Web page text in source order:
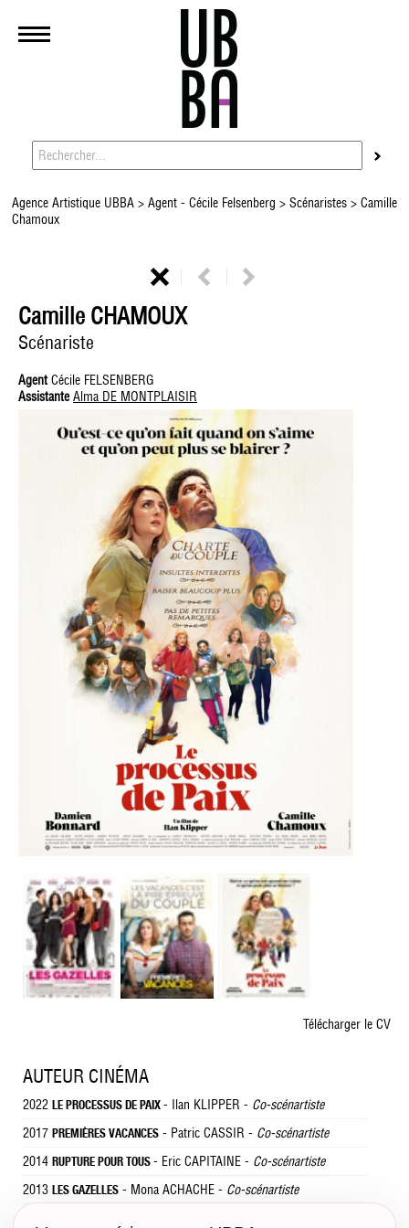
Agence Artistique UBBA>Agent - Cécile Felsenberg > Scénaristes> Camille
Chamoux
Camille CHAMOUX
Scénariste
AgentCécile FELSENBERG
Assistante Alma DE MONTPLAISIR
Télécharger le CV
AUTEUR CINÉMA
2022 LE PROCESSUS DE PAIX - Ilan KLIPPER - Co-scénartiste
2017 PREMIÈRES VACANCES - Patric CASSIR - Co-scénartiste
2014 RUPTURE POUR TOUS - Eric CAPITAINE - Co-scénartiste
2013 LES GAZELLES - Mona ACHACHE - Co-scénartiste